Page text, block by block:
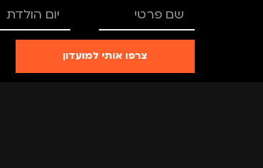
צרפו אותי למועדון